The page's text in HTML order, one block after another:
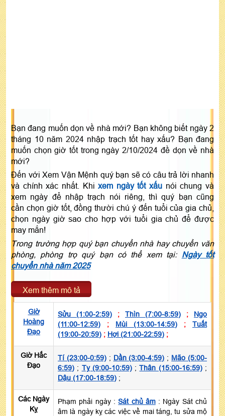
Bạn đang muốn dọn về nhà mới? Bạn không biết ngày 2
tháng 10 năm 2024 nhập trạch tốt hay xấu? Bạn đang
muốn chọn giờ tốt trong ngày 2/10/2024 đề dọn về nhà
mới?
Đến với Xem Vận Mệnh quý bạn sẽ có câu trả lời nhanh
và chính xác nhất. Khixem ngày tốt xấu nói chung và
xem ngày để nhập trạch nói riêng, thì quý bạn cũng
cần chọn giờ tốt, đồng thười chú ý đến tuổi của gia chủ,
chọn ngày giờ sao cho hợp với tuổi gia chủ để được
may mắn!
Trong trường hợp quý bạn chuyển nhà hay chuyển văn
phòng, phòng trọ quý bạn có thể xem tại: Ngày tốt
chuyển nhà năm 2025
Xem thêm mô tả
Giờ
Hoàng
Đạo
Sửu (1:00-2:59) ; Thìn (7:00-8:59) ; Ngọ
(11:00-12:59) ; Mùi (13:00-14:59) ; Tuất
(19:00-20:59) ; Hợi (21:00-22:59) ;
Giờ Hắc
Đạo
Tí (23:00-0:59); Dần (3:00-4:59) ; Mão (5:00-
6:59) ; Tỵ (9:00-10:59);Thân (15:00-16:59);
Dậu (17:00-18:59) ;
Các Ngày
Kỵ
Phạm phải ngày : Sát chủ âm: Ngày Sát chủ
âm là ngày kỵ các việc về mai táng, tu sửa mộ